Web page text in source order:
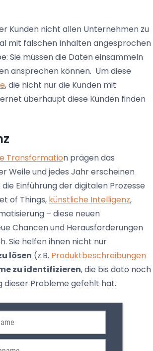
Kunden nicht allen Unternehmen zu
mit falschen Inhalten angesprochen
Sie müssen die Daten einsammeln
ansprechen können. Um diese
, die nicht nur die Kunden mit
überhaupt diese Kunden finden
Transformation prägen das
Weile und jedes Jahr erscheinen
die Einführung der digitalen Prozesse
of Things, künstliche Intelligenz,
– diese neuen
Chancen und Herausforderungen
Sie helfen ihnen nicht nur
lösen (z.B. Produktbeschreibungen
zu identifizieren, die bis dato noch
dieser Probleme gefehlt hat.